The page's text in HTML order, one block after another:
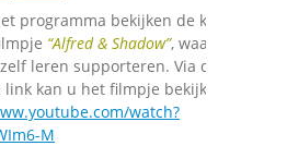
programma bekijken de kinderen
“Alfred & Shadow”, waarin ze
leren supporteren. Via de
kan u het filmpje bekijken:
watch?
M